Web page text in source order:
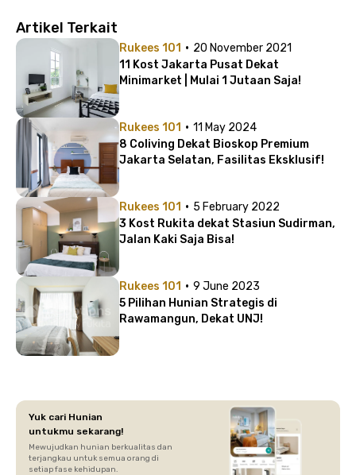
Artikel Terkait
Rukees 101 · 20 November 2021
11 Kost Jakarta Pusat Dekat
Minimarket | Mulai 1 Jutaan Saja!
Rukees 101 · 11 May 2024
8 Coliving Dekat Bioskop Premium
Jakarta Selatan, Fasilitas Eksklusif!
Rukees 101 · 5 February 2022
3 Kost Rukita dekat Stasiun Sudirman,
Jalan Kaki Saja Bisa!
Rukees 101 · 9 June 2023
5 Pilihan Hunian Strategis di
Rawamangun, Dekat UNJ!
Yuk cari Hunian
untukmu sekarang!
Mewujudkan hunian berkualitas dan
terjangkau untuk semua orang di
setiap fase kehidupan.